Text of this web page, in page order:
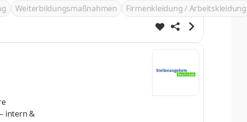
Weiterbildungsmaßnahmen
Firmenkleidung / Arbeitskleidung
intern &